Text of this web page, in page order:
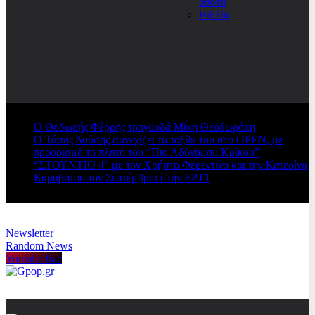
Βιβλία
Ο Θοδωρής Φέρρης τραγουδά Μίκη Θεοδωράκη
Ο Τάσος Δούσης συνεχίζει το ταξίδι του στο OPEN, με
προορισμό το πλατό του “Πιο Αδύναμου Κρίκου”
“ΣΤΟΥΝΤΙΟ 4” με τον Χρήστο Φερεντίνο και την Κατερίνα
Καραβάτου τον Σεπτέμβριο στην ΕΡΤ1
Newsletter
Random News
Youtube live